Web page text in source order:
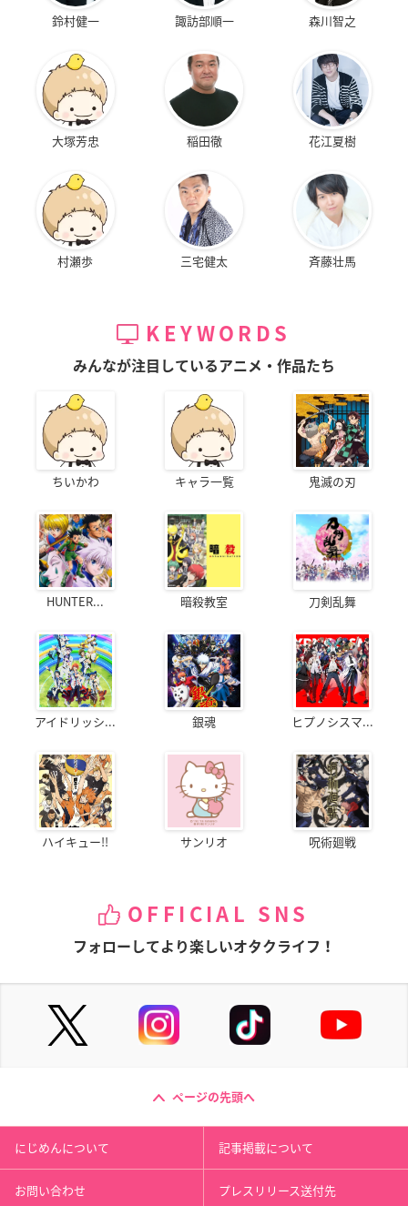
鈴村健一 諏訪部順一 森川智之
大塚芳忠 稲田徹 花江夏樹
村瀬歩 三宅健太 斉藤壮馬
KEYWORDS
みんなが注目しているアニメ・作品たち
ちいかわ キャラ一覧 鬼滅の刃
HUNTER... 暗殺教室 刀剣乱舞
アイドリッシ... 銀魂 ヒプノシスマ...
ハイキュー!! サンリオ 呪術廻戦
OFFICIAL SNS
フォローしてより楽しいオタクライフ！
ページの先頭へ
にじめんについて 記事掲載について
お問い合わせ プレスリリース送付先